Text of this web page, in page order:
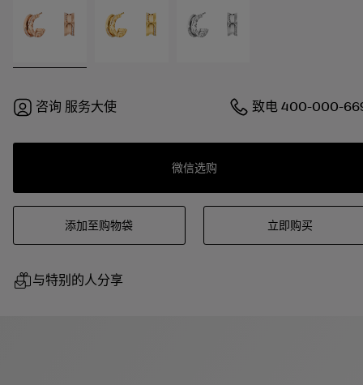
咨询 服务大使 致电400-000-
微信选购
添加至购物袋 立即购买
与特别的人分享